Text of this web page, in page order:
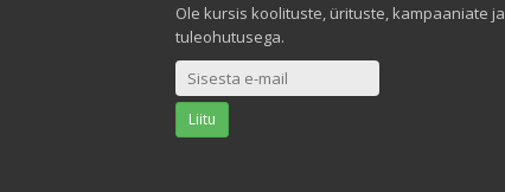
Ole kursis koolituste, ürituste, kampaaniate ja
tuleohutusega.